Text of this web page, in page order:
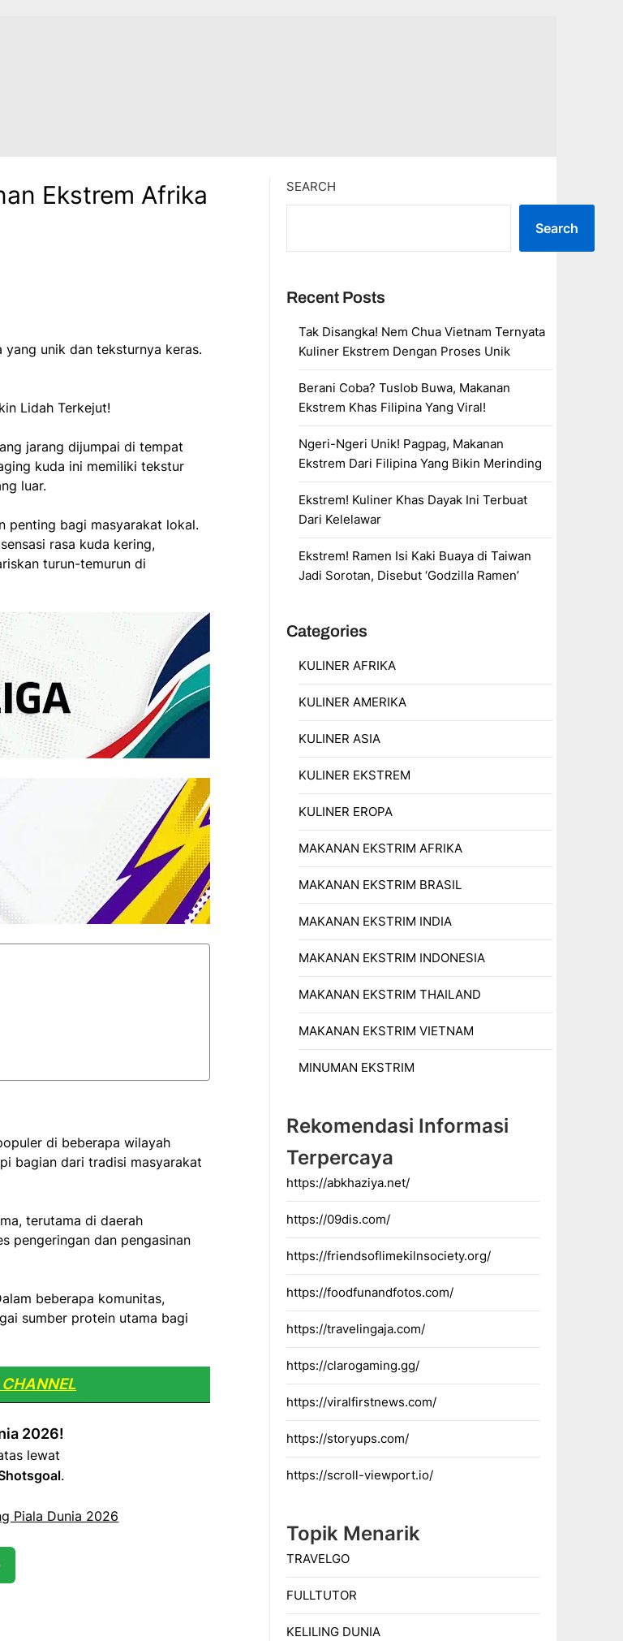
Ekstrem Afrika
yang unik dan teksturnya keras.
jarang dijumpai di tempat
kuda ini memiliki tekstur
luar.
penting bagi masyarakat lokal.
rasa kuda kering,
turun-temurun di
di beberapa wilayah
bagian dari tradisi masyarakat
terutama di daerah
pengeringan dan pengasinan
beberapa komunitas,
sumber protein utama bagi
2026!
lewat
.
SEARCH
Search
Recent Posts
Tak Disangka! Nem Chua Vietnam Ternyata
Kuliner Ekstrem Dengan Proses Unik
Berani Coba? Tuslob Buwa, Makanan
Ekstrem Khas Filipina Yang Viral!
Ngeri-Ngeri Unik! Pagpag, Makanan
Ekstrem Dari Filipina Yang Bikin Merinding
Ekstrem! Kuliner Khas Dayak Ini Terbuat
Dari Kelelawar
Ekstrem! Ramen Isi Kaki Buaya di Taiwan
Jadi Sorotan, Disebut ‘Godzilla Ramen’
Categories
KULINER AFRIKA
KULINER AMERIKA
KULINER ASIA
KULINER EKSTREM
KULINER EROPA
MAKANAN EKSTRIM AFRIKA
MAKANAN EKSTRIM BRASIL
MAKANAN EKSTRIM INDIA
MAKANAN EKSTRIM INDONESIA
MAKANAN EKSTRIM THAILAND
MAKANAN EKSTRIM VIETNAM
MINUMAN EKSTRIM
Rekomendasi Informasi
Terpercaya
https://abkhaziya.net/
https://09dis.com/
https://friendsoflimekilnsociety.org/
https://foodfunandfotos.com/
https://travelingaja.com/
https://clarogaming.gg/
https://viralfirstnews.com/
https://storyups.com/
https://scroll-viewport.io/
Topik Menarik
TRAVELGO
FULLTUTOR
KELILING DUNIA